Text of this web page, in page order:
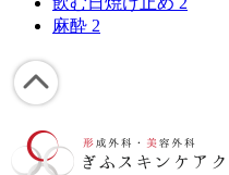
麻酔 2